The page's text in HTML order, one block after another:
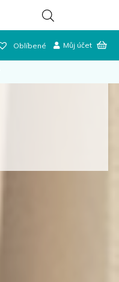
Oblíbené Můj účet